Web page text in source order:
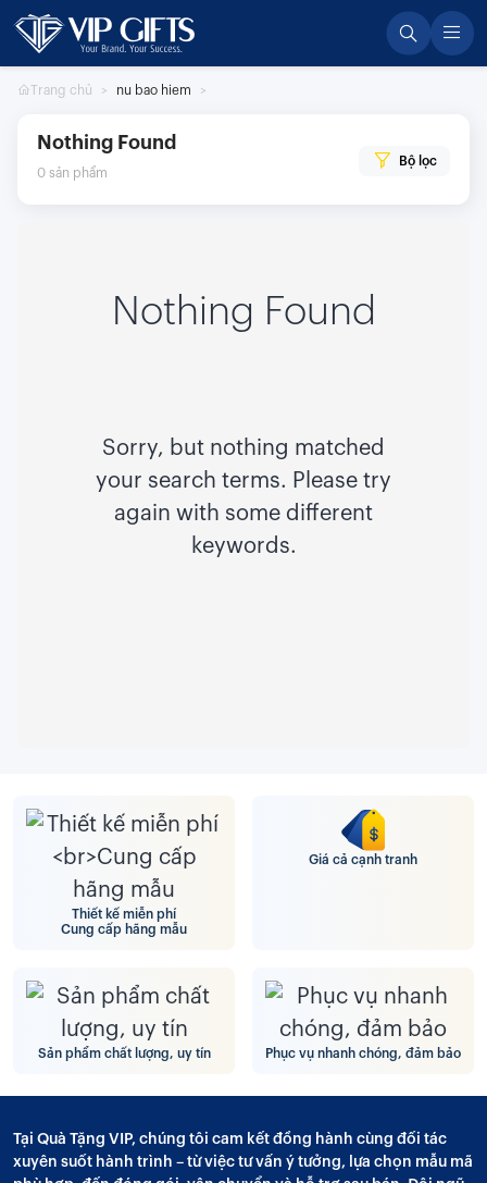
Skip
content
Trang chủ nu bao hiem
Nothing Found
0 sản phẩm
Bộ lọc
Nothing Found
Sorry, but nothing matched
your search terms. Please try
again with some different
keywords.
Thiết kế miễn phí
Cung cấp hãng mẫu
Giá cả cạnh tranh
Sản phẩm chất lượng, uy tín Phục vụ nhanh chóng, đảm bảo
Tại Quà Tặng VIP, chúng tôi cam kết đồng hành cùng đối tác
xuyên suốt hành trình – từ việc tư vấn ý tưởng, lựa chọn mẫu mã